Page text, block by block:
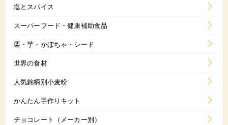
塩とスパイス
スーパーフード・健康補助食品
栗・芋・かぼちゃ・シード
世界の食材
人気銘柄別小麦粉
かんたん手作りキット
チョコレート（メーカー別）